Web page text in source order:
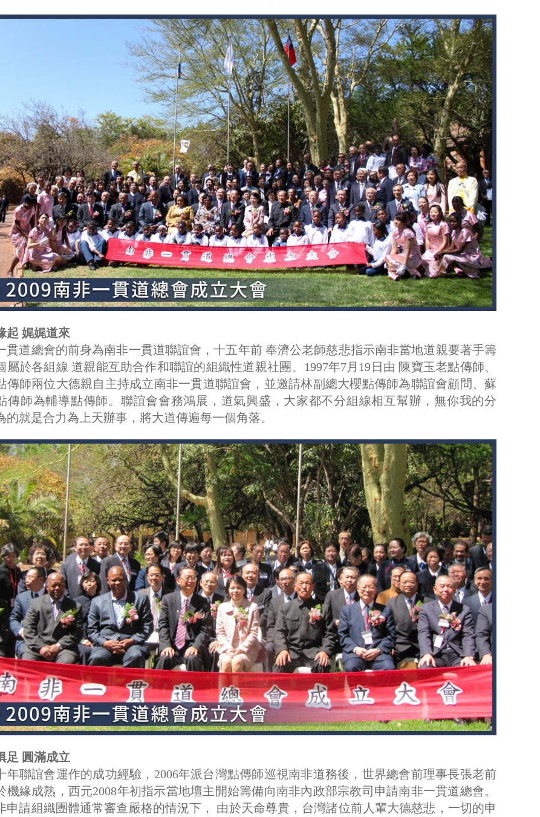
起 娓娓道來
貫道總會的前身為南非一貫道聯誼會，十五年前 奉濟公老師慈悲指示南非當地道親要著手籌
屬於各組線 道親能互助合作和聯誼的組織性道親社團。1997年7月19日由 陳寶玉老點傳師、
傳師兩位大德親自主持成立南非一貫道聯誼會，並邀請林副總大櫻點傳師為聯誼會顧問、蘇
傳師為輔導點傳師。聯誼會會務鴻展，道氣興盛，大家都不分組線相互幫辦，無你我的分
的就是合力為上天辦事，將大道傳遍每一個角落。
足 圓滿成立
年聯誼會運作的成功經驗，2006年派台灣點傳師巡視南非道務後，世界總會前理事長張老前
機緣成熟，西元2008年初指示當地壇主開始籌備向南非內政部宗教司申請南非一貫道總會。
申請組織團體通常審查嚴格的情況下， 由於天命尊貴，台灣諸位前人輩大德慈悲，一切的申